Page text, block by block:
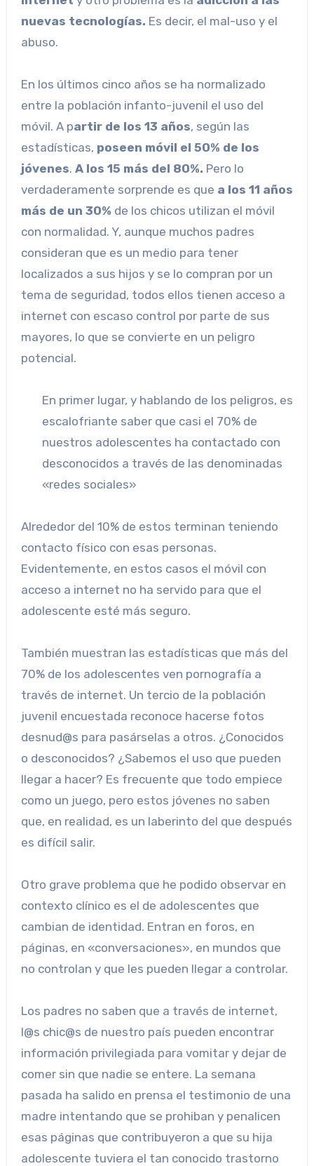
nuevas tecnologías. Es decir, el mal-uso y el
abuso.
En los últimos cinco años se ha normalizado
entre la población infanto-juvenil el uso del
móvil. A partir de los 13 años, según las
estadísticas, poseen móvil el 50% de los
jóvenes. A los 15 más del 80%. Pero lo
verdaderamente sorprende es que a los 11 años
más de un 30% de los chicos utilizan el móvil
con normalidad. Y, aunque muchos padres
consideran que es un medio para tener
localizados a sus hijos y se lo compran por un
tema de seguridad, todos ellos tienen acceso a
internet con escaso control por parte de sus
mayores, lo que se convierte en un peligro
potencial.
En primer lugar, y hablando de los peligros, es
escalofriante saber que casi el 70% de
nuestros adolescentes ha contactado con
desconocidos a través de las denominadas
«redes sociales»
Alrededor del 10% de estos terminan teniendo
contacto físico con esas personas.
Evidentemente, en estos casos el móvil con
acceso a internet no ha servido para que el
adolescente esté más seguro.
También muestran las estadísticas que más del
70% de los adolescentes ven pornografía a
través de internet. Un tercio de la población
juvenil encuestada reconoce hacerse fotos
desnud@s para pasárselas a otros. ¿Conocidos
o desconocidos? ¿Sabemos el uso que pueden
llegar a hacer? Es frecuente que todo empiece
como un juego, pero estos jóvenes no saben
que, en realidad, es un laberinto del que después
es difícil salir.
Otro grave problema que he podido observar en
contexto clínico es el de adolescentes que
cambian de identidad. Entran en foros, en
páginas, en «conversaciones», en mundos que
no controlan y que les pueden llegar a controlar.
Los padres no saben que a través de internet,
l@s chic@s de nuestro país pueden encontrar
información privilegiada para vomitar y dejar de
comer sin que nadie se entere. La semana
pasada ha salido en prensa el testimonio de una
madre intentando que se prohiban y penalicen
esas páginas que contribuyeron a que su hija
adolescente tuviera el tan conocido trastorno